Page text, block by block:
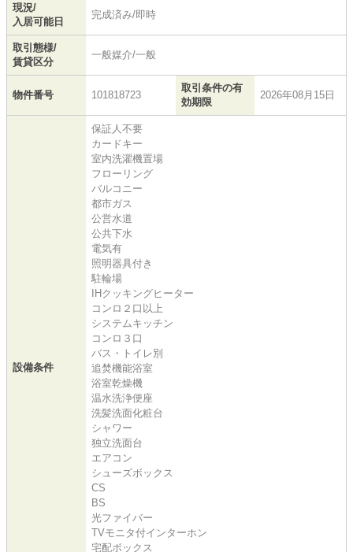
現況/
入居可能日
完成済み/即時
取引態様/
賃貸区分
一般媒介/一般
物件番号 101818723
取引条件の有
効期限
2026年08月15日
設備条件
保証人不要
カードキー
室内洗濯機置場
フローリング
バルコニー
都市ガス
公営水道
公共下水
電気有
照明器具付き
駐輪場
IHクッキングヒーター
コンロ２口以上
システムキッチン
コンロ３口
バス・トイレ別
追焚機能浴室
浴室乾燥機
温水洗浄便座
洗髪洗面化粧台
シャワー
独立洗面台
エアコン
シューズボックス
CS
BS
光ファイバー
TVモニタ付インターホン
宅配ボックス